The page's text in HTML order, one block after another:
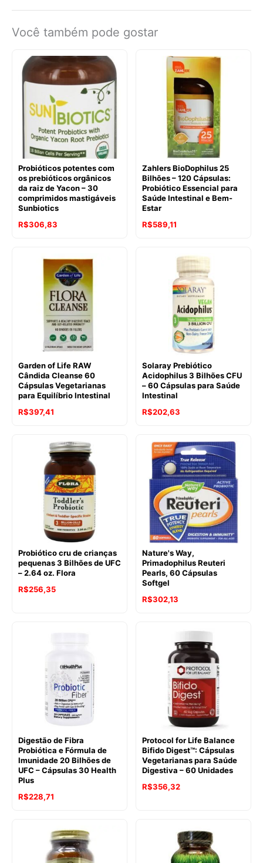
Você também pode gostar
Probióticos potentes com
os prebióticos orgânicos
da raiz de Yacon – 30
comprimidos mastigáveis
Sunbiotics
R$306,83
Zahlers BioDophilus 25
Bilhões – 120 Cápsulas:
Probiótico Essencial para
Saúde Intestinal e Bem-
Estar
R$589,11
Garden of Life RAW
Cândida Cleanse 60
Cápsulas Vegetarianas
para Equilíbrio Intestinal
R$397,41
Solaray Prebiótico
Acidophilus 3 Bilhões CFU
– 60 Cápsulas para Saúde
Intestinal
R$202,63
Probiótico cru de crianças
pequenas 3 Bilhões de UFC
– 2.64 oz. Flora
R$256,35
Nature's Way,
Primadophilus Reuteri
Pearls, 60 Cápsulas
Softgel
R$302,13
Digestão de Fibra
Probiótica e Fórmula de
Imunidade 20 Bilhões de
UFC – Cápsulas 30 Health
Plus
R$228,71
Protocol for Life Balance
Bifido Digest™: Cápsulas
Vegetarianas para Saúde
Digestiva – 60 Unidades
R$356,32